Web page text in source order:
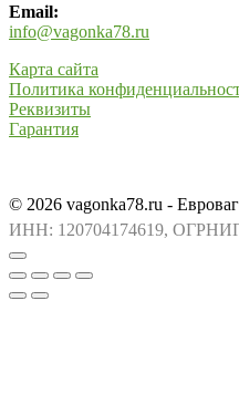
Email:
info@vagonka78.ru
Карта сайта
Политика
Реквизиты
Гарантия
© 2026 vagonka78.ru -
ИНН: 120704174619,